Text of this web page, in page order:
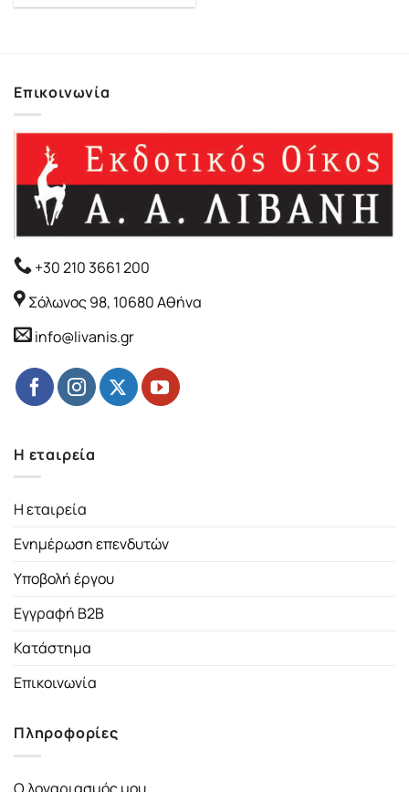
Επικοινωνία
+30 210 3661 200
Σόλωνος 98, 10680 Αθήνα
info@livanis.gr
Η εταιρεία
Η εταιρεία
Ενημέρωση επενδυτών
Υποβολή έργου
Εγγραφή B2B
Κατάστημα
Επικοινωνία
Πληροφορίες